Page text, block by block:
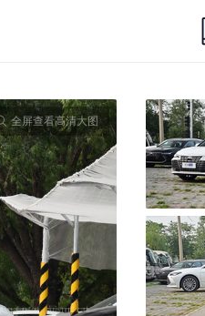
全屏查看高清大图